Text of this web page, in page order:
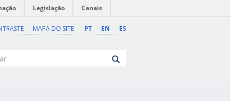
Legislação Canais
PT EN ES
MAPA DO SITE